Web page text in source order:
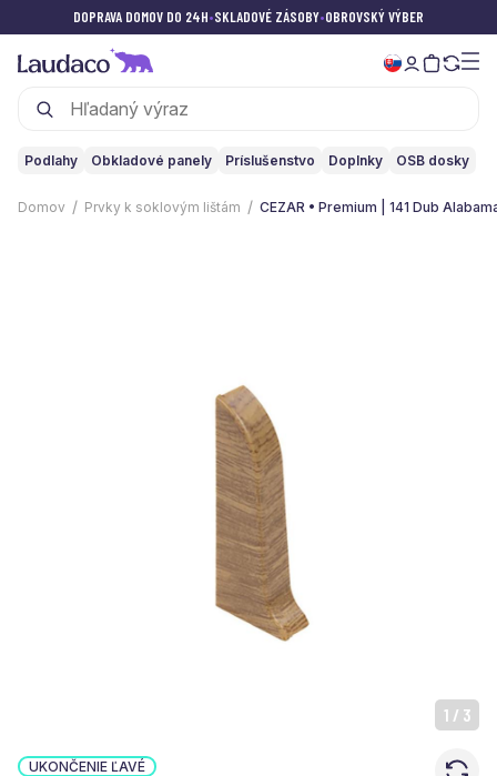
DOPRAVA DOMOV DO 24H•SKLADOVÉ ZÁSOBY•OBROVSKÝ VÝBER
Podlahy Obkladové panely Príslušenstvo Doplnky OSB dosky
Domov Prvky k soklovým lištám CEZAR • Premium | 141 Dub
1 / 3
UKONČENIE ĽAVÉ